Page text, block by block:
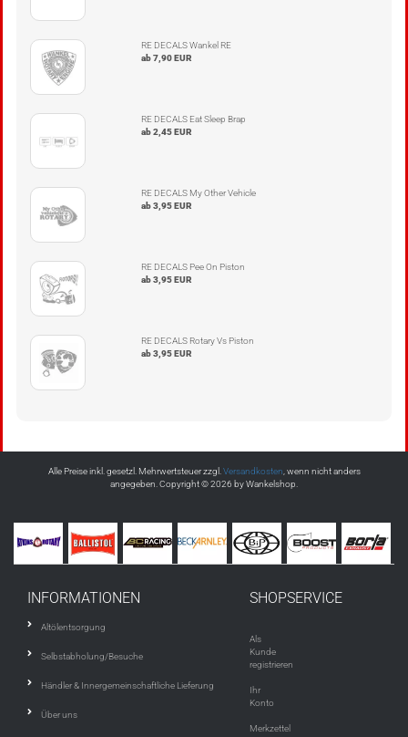
RE DECALS Wankel RE
ab 7,90 EUR
RE DECALS Eat Sleep Brap
ab 2,45 EUR
RE DECALS My Other Vehicle
ab 3,95 EUR
RE DECALS Pee On Piston
ab 3,95 EUR
RE DECALS Rotary Vs Piston
ab 3,95 EUR
Alle Preise inkl. gesetzl. Mehrwertsteuer zzgl.Versandkosten, wenn nicht anders
angegeben. Copyright © 2026 by Wankelshop.
INFORMATIONEN
Altölentsorgung
Selbstabholung/Besuche
Händler & Innergemeinschaftliche Lieferung
Über uns
SHOPSERVICE
Als
Kunde
registrieren
Ihr
Konto
Merkzettel